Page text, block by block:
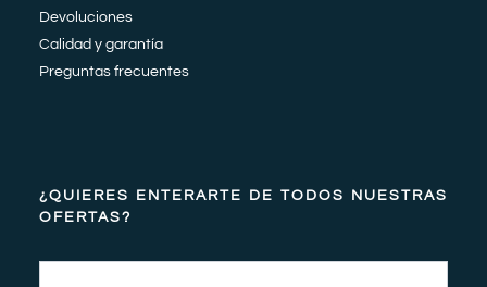
Devoluciones
Calidad y garantía
Preguntas frecuentes
¿QUIERES ENTERARTE DE TODOS NUESTRAS
OFERTAS?